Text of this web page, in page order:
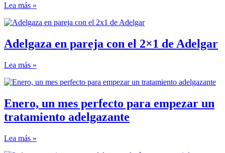
Lea más »
Adelgaza en pareja con el 2×1 de Adelgar
Lea más »
Enero, un mes perfecto para empezar un
tratamiento adelgazante
Lea más »